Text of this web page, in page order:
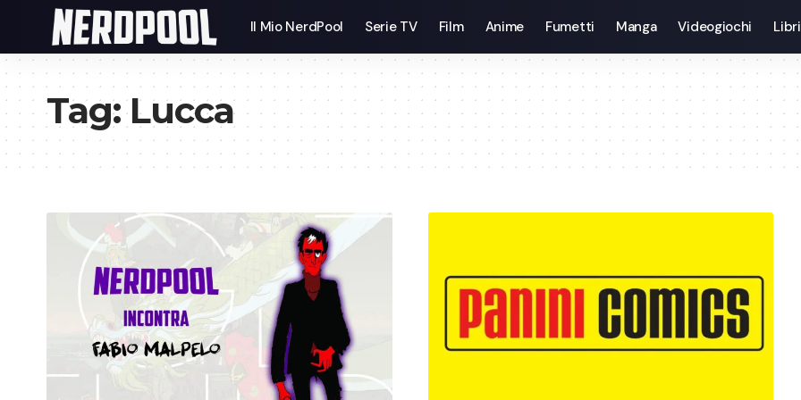
Il Mio NerdPool Serie TV Film Anime Fumetti Manga Videogiochi Libri
Tag:Lucca